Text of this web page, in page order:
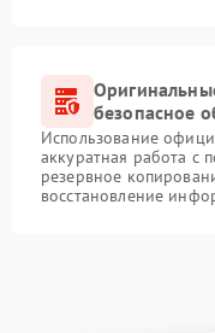
безопасное
Использование
аккуратная работа с
резервное
восстановление